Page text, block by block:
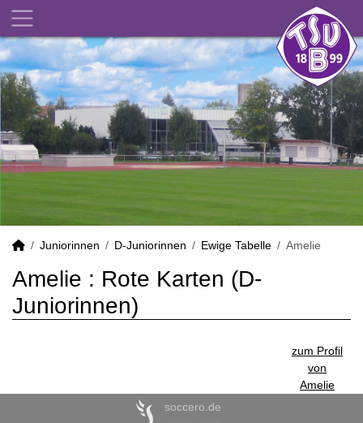
Juniorinnen D-Juniorinnen Ewige Tabelle Amelie
Amelie : Rote Karten (D-
Juniorinnen)
zum Profil
von
Amelie
soccero.de